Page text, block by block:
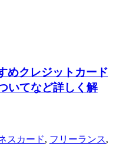
めクレジットカード
いてなど詳しく解
スカード, フリーランス,